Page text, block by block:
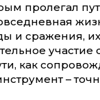
пролегал
и сражения,
как
–